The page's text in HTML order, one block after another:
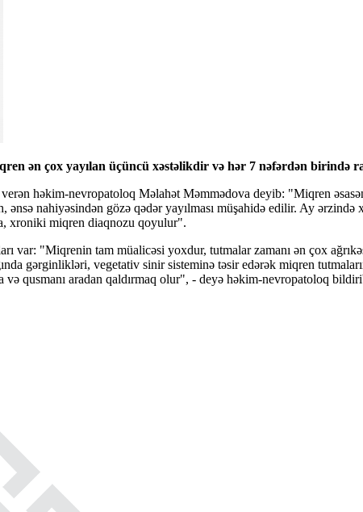
ən çox yayılan üçüncü xəstəlikdir və hər 7 nəfərdən birində
həkim-nevropatoloq Məlahət Məmmədova deyib: "Miqren
nahiyəsindən gözə qədər yayılması müşahidə edilir. Ay ərzində
xroniki miqren diaqnozu qoyulur".
var: "Miqrenin tam müalicəsi yoxdur, tutmalar zamanı ən çox
gərginlikləri, vegetativ sinir sisteminə təsir edərək miqren
və qusmanı aradan qaldırmaq olur", - deyə həkim-nevropatoloq